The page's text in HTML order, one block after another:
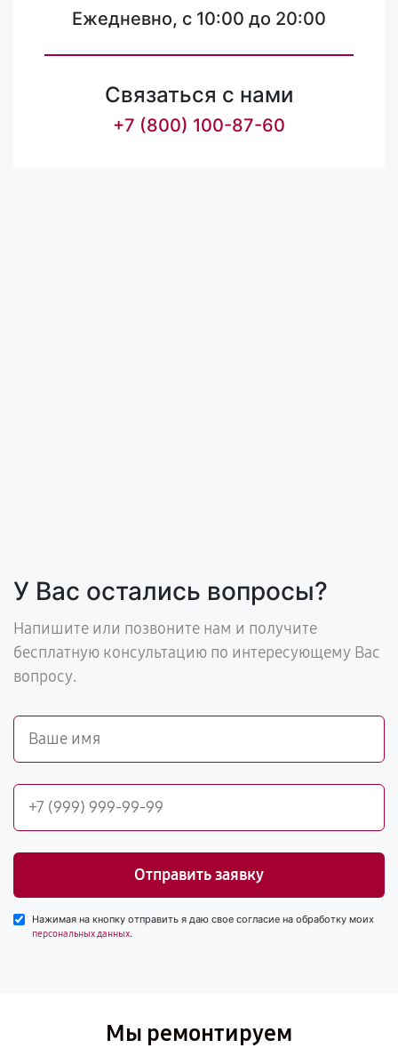
Ежедневно, с 10:00 до 20:00
Связаться с нами
+7 (800) 100-87-60
У Вас остались вопросы?
Напишите или позвоните нам и получите
бесплатную консультацию по интересующему Вас
вопросу.
Отправить заявку
Нажимая на кнопку отправить я даю свое согласие на обработку моих
персональных данных.
Мы ремонтируем